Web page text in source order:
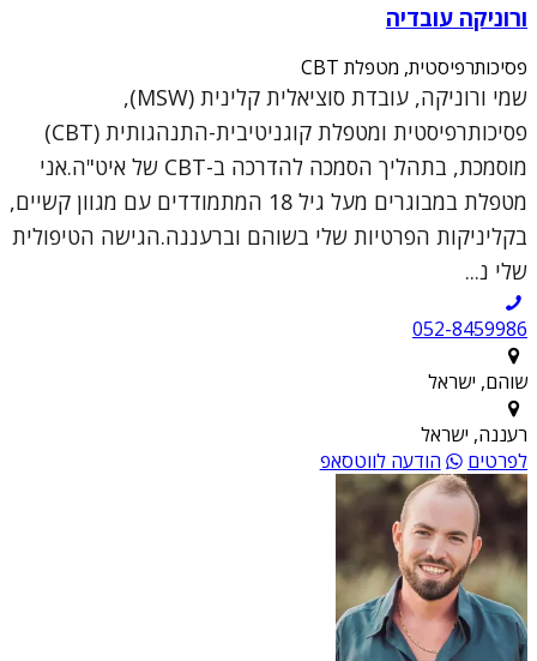
ורוניקה עובדיה
פסיכותרפיסטית, מטפלת CBT
שמי ורוניקה, עובדת סוציאלית קלינית (MSW),
פסיכותרפיסטית ומטפלת קוגניטיבית-התנהגותית (CBT)
מוסמכת, בתהליך הסמכה להדרכה ב-CBT של איט"ה.אני
מטפלת במבוגרים מעל גיל 18 המתמודדים עם מגוון קשיים,
בקליניקות הפרטיות שלי בשוהם וברעננה.הגישה הטיפולית
שלי נ...
052-8459986
שוהם, ישראל
רעננה, ישראל
לפרטים
הודעה לווטסאפ